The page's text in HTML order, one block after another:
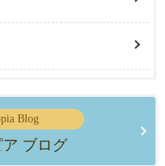
Blog
ブログ